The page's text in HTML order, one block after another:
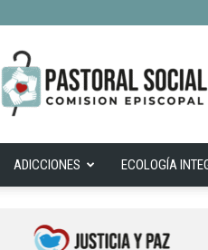
ADICCIONES ECOLOGÍA